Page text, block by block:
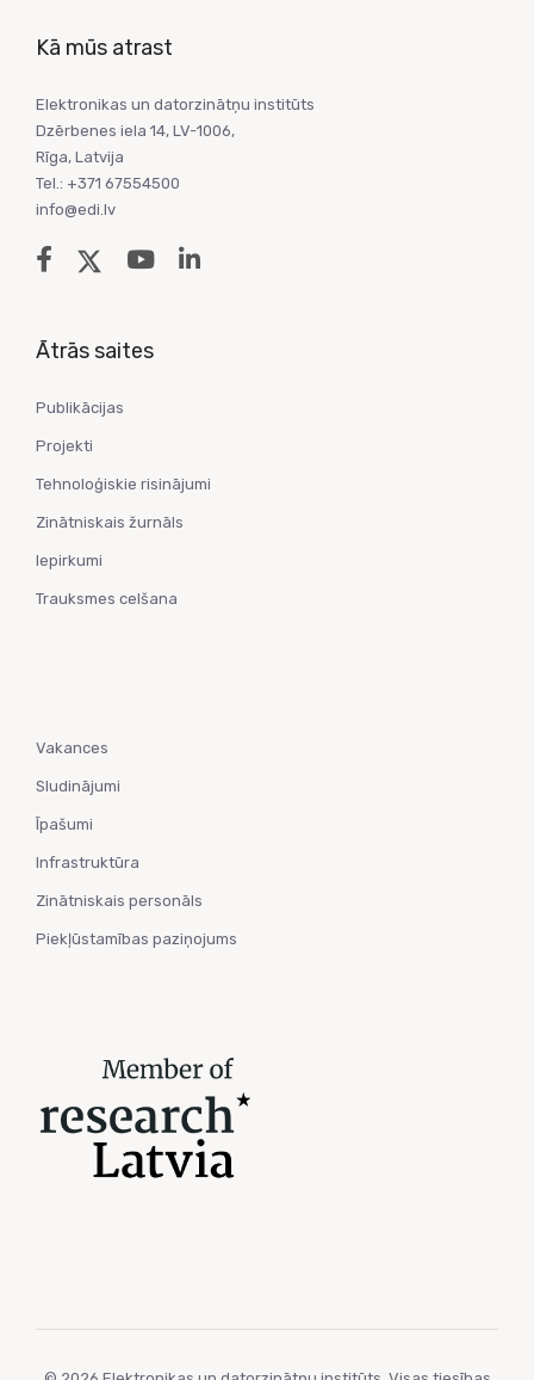
Kā mūs atrast
Elektronikas un datorzinātņu institūts
Dzērbenes iela 14, LV-1006,
Rīga, Latvija
Tel.: +371 67554500
info@edi.lv
Ātrās saites
Publikācijas
Projekti
Tehnoloģiskie risinājumi
Zinātniskais žurnāls
Iepirkumi
Trauksmes celšana
Vakances
Sludinājumi
Īpašumi
Infrastruktūra
Zinātniskais personāls
Piekļūstamības paziņojums